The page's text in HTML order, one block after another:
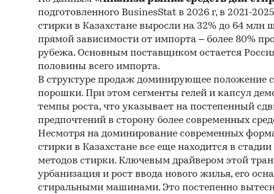
и
СНГ /
подготовленного BusinesStat в 2026 г, в 2021-
стирки в Казахстане выросли на 32% до 64 млн
прямой зависимости от импорта – более 80%
рубежа. Основным поставщиком остается
половины всего импорта.
В структуре продаж доминирующее положение
порошки. При этом сегменты гелей и капсул
темпы роста, что указывает на постепенный
предпочтений в сторону более современных
Несмотря на доминирование современных
стирки в Казахстане все еще находится в
методов стирки. Ключевым драйвером этой
урбанизация и рост ввода нового жилья, его
стиральными машинами. Это постепенно